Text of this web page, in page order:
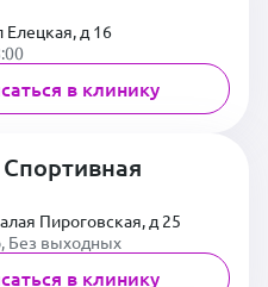
Елецкая, д 16
в клинику
Пироговская, д 25
Без выходных
в клинику